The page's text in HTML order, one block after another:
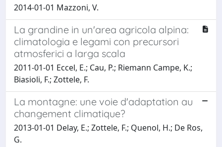
2014-01-01 Mazzoni, V.
La grandine in un'area agricola alpina:
climatologia e legami con precursori
atmosferici a larga scala
2011-01-01 Eccel, E.; Cau, P.; Riemann Campe, K.;
Biasioli, F.; Zottele, F.
La montagne: une voie d'adaptation au
changement climatique?
2013-01-01 Delay, E.; Zottele, F.; Quenol, H.; De Ros,
G.